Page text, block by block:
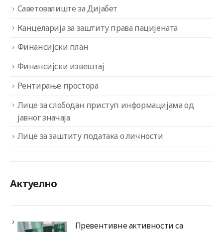
Саветовалиште за Дијабет
Канцеларија за заштиту права пацијената
Финансијски план
Финансијски извештај
Рентирање простора
Лице за слободан приступ информацијама од
јавног значаја
Лице за заштиту података о личности
Актуелно
Превентивне активности са